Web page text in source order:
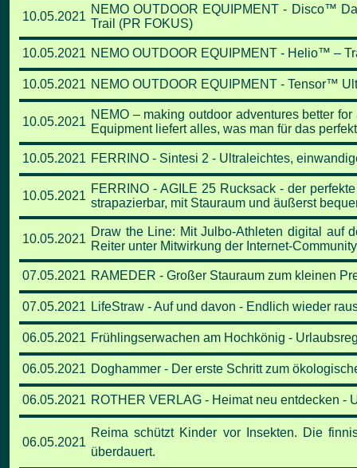
10.05.2021
NEMO OUTDOOR EQUIPMENT - Disco™
Trail (PR FOKUS)
10.05.2021 NEMO OUTDOOR EQUIPMENT - Helio™ –
10.05.2021 NEMO OUTDOOR EQUIPMENT - Tensor™
10.05.2021
NEMO – making outdoor adventures better
Equipment liefert alles, was man für das
10.05.2021 FERRINO - Sintesi 2 - Ultraleichtes,
10.05.2021
FERRINO - AGILE 25 Rucksack - der
strapazierbar, mit Stauraum und äußerst
10.05.2021
Draw the Line: Mit Julbo-Athleten digital auf
Reiter unter Mitwirkung der Internet-
07.05.2021 RAMEDER - Großer Stauraum zum kleinen
07.05.2021 LifeStraw - Auf und davon - Endlich wieder
06.05.2021 Frühlingserwachen am Hochkönig -
06.05.2021 Doghammer - Der erste Schritt zum
06.05.2021 ROTHER VERLAG - Heimat neu entdecken -
06.05.2021
Reima schützt Kinder vor Insekten. Die
überdauert.